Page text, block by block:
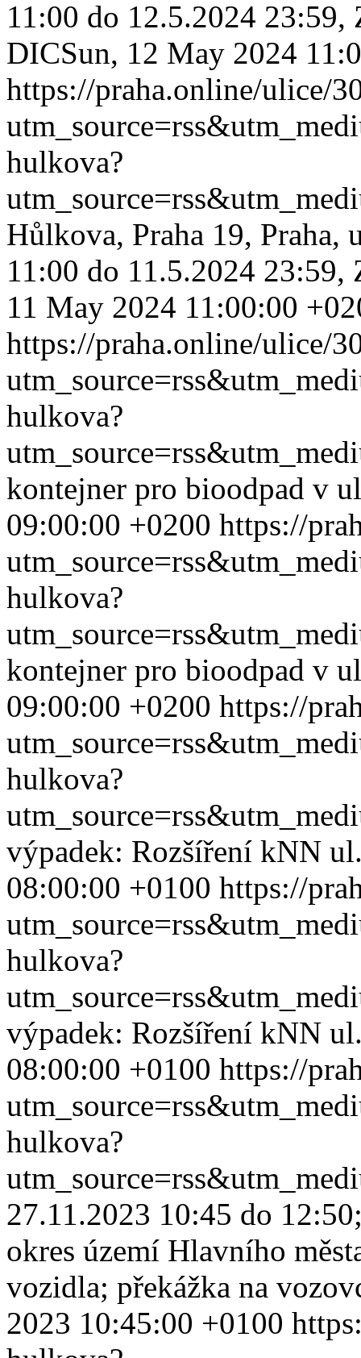
11:00 do 12.5.2024 23:59,
DICSun, 12 May 2024
https://praha.online/ulice/
hulkova?
Hůlkova, Praha 19, Praha,
11:00 do 11.5.2024
11 May 2024 11:00:00
https://praha.online/ulice/
hulkova?
kontejner pro bioodpad v
09:00:00 +0200 https://
hulkova?
kontejner pro bioodpad v
09:00:00 +0200 https://
hulkova?
výpadek: Rozšíření kNN
08:00:00 +0100 https://
hulkova?
výpadek: Rozšíření kNN
08:00:00 +0100 https://
hulkova?
27.11.2023 10:45 do
okres území Hlavního
vozidla; překážka na
2023 10:45:00 +0100